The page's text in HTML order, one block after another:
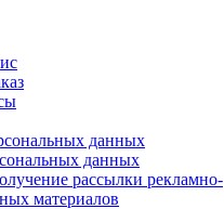
данных
данных
рассылки рекламно-
материалов